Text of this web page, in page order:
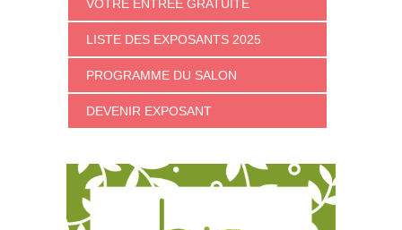
VOTRE ENTRÉE GRATUITE
LISTE DES EXPOSANTS 2025
PROGRAMME DU SALON
DEVENIR EXPOSANT